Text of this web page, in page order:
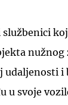
nužnog
udaljenosti i
svoje